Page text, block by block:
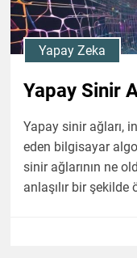
Yapay Zeka
Yapay Sinir
Yapay sinir ağları,
eden bilgisayar
sinir ağlarının ne
anlaşılır bir şekilde